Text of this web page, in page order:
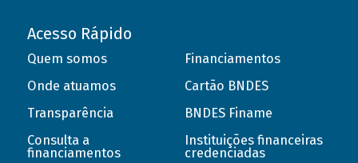
Acesso Rápido
Quem somos
Onde atuamos
Transparência
Consulta a
financiamentos
Financiamentos
Cartão BNDES
BNDES Finame
Instituições financeiras
credenciadas